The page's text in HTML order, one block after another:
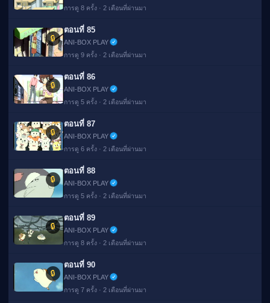
การดู 8 ครั้ง · 2 เดือนที่ผ่านมา
🔒
ตอนที่ 85
ANI-BOX PLAY
การดู 9 ครั้ง · 2 เดือนที่ผ่านมา
🔒
ตอนที่ 86
ANI-BOX PLAY
การดู 5 ครั้ง · 2 เดือนที่ผ่านมา
🔒
ตอนที่ 87
ANI-BOX PLAY
การดู 6 ครั้ง · 2 เดือนที่ผ่านมา
🔒
ตอนที่ 88
ANI-BOX PLAY
การดู 5 ครั้ง · 2 เดือนที่ผ่านมา
🔒
ตอนที่ 89
ANI-BOX PLAY
การดู 8 ครั้ง · 2 เดือนที่ผ่านมา
🔒
ตอนที่ 90
ANI-BOX PLAY
การดู 7 ครั้ง · 2 เดือนที่ผ่านมา